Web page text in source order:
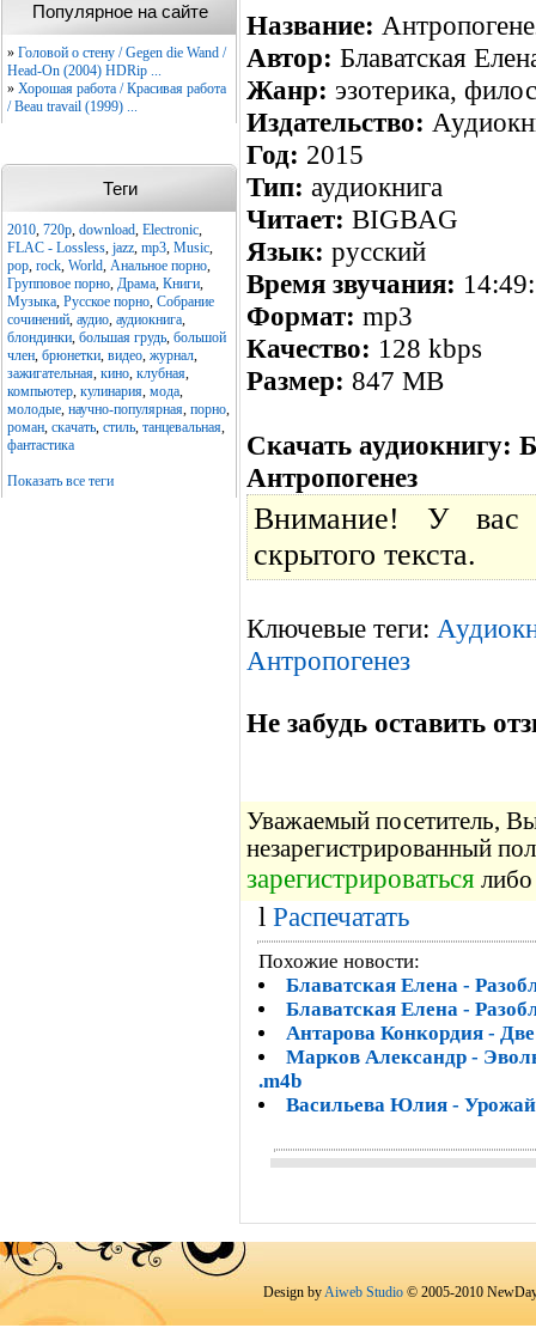
Популярное на сайте
» Головой о стену / Gegen die Wand /
Head-On (2004) HDRip ...
» Хорошая работа / Красивая работа
/ Beau travail (1999) ...
Теги
2010, 720p, download, Electronic,
FLAC - Lossless, jazz, mp3, Music,
pop, rock, World, Анальное порно,
Групповое порно, Драма, Книги,
Музыка, Русское порно, Собрание
сочинений, аудио, аудиокнига,
блондинки, большая грудь, большой
член, брюнетки, видео, журнал,
зажигательная, кино, клубная,
компьютер, кулинария, мода,
молодые, научно-популярная, порно,
роман, скачать, стиль, танцевальная,
фантастика
Показать все теги
Название:
Автор: Блаватская
Жанр: эзотерика,
Издательство:
Год: 2015
Тип: аудиокнига
Читает: BIGBAG
Язык: русский
Время звучания:
Формат: mp3
Качество: 128 kbps
Размер: 847 MB
Скачать аудиокнигу:
Антропогенез
Внимание! У вас
скрытого текста.
Ключевые теги:
Антропогенез
Не забудь оставить
Уважаемый посетитель,
незарегистрированный
зарегистрироваться
l Распечатать
Похожие новости:
Блаватская Елена -
Блаватская Елена -
Антарова Конкордия -
Марков Александр -
.m4b
Васильева Юлия - Урожай
Design byAiweb Studio © 2005-2010